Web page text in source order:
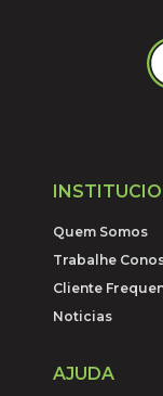
Quem Somos
Trabalhe
Cliente
Noticias
AJUDA